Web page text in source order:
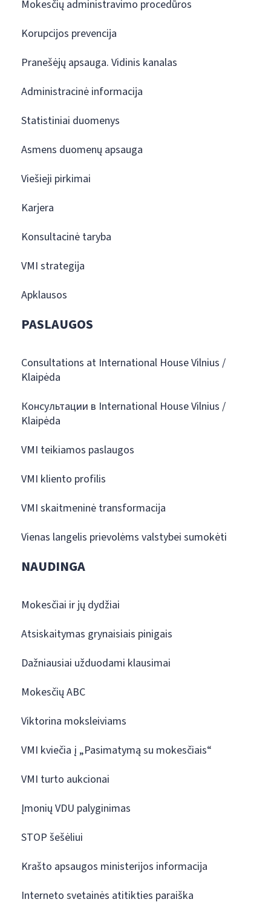
Mokesčių administravimo procedūros
Korupcijos prevencija
Pranešėjų apsauga. Vidinis kanalas
Administracinė informacija
Statistiniai duomenys
Asmens duomenų apsauga
Viešieji pirkimai
Karjera
Konsultacinė taryba
VMI strategija
Apklausos
PASLAUGOS
Consultations at International House Vilnius /
Klaipėda
Консультации в International House Vilnius /
Klaipėda
VMI teikiamos paslaugos
VMI kliento profilis
VMI skaitmeninė transformacija
Vienas langelis prievolėms valstybei sumokėti
NAUDINGA
Mokesčiai ir jų dydžiai
Atsiskaitymas grynaisiais pinigais
Dažniausiai užduodami klausimai
Mokesčių ABC
Viktorina moksleiviams
VMI kviečia į „Pasimatymą su mokesčiais“
VMI turto aukcionai
Įmonių VDU palyginimas
STOP šešėliui
Krašto apsaugos ministerijos informacija
Interneto svetainės atitikties paraiška